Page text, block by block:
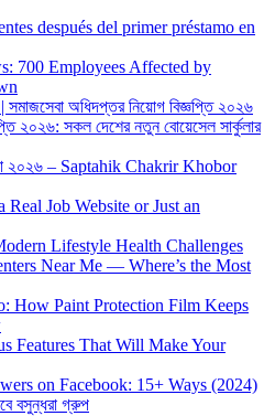
después del primer préstamo en
700 Employees Affected by
অধিদপ্তর নিয়োগ বিজ্ঞপ্তি ২০২৬
২০২৬: সকল দেশের নতুন বোয়েসেল সার্কুলার
২০২৬ – Saptahik Chakrir Khobor
Job Website or Just an
Lifestyle Health Challenges
Near Me — Where’s the Most
How Paint Protection Film Keeps
Features That Will Make Your
on Facebook: 15+ Ways (2024)
বসুন্ধরা গ্রুপ